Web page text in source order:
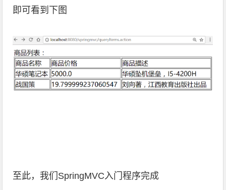
即可看到下图
至此，我们SpringMVC入门程序完成